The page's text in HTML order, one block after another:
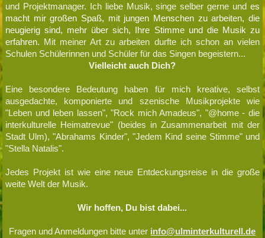
und Projektmanager. Ich liebe Musik, singe selber gerne undes
macht mir großen Spaß, mit jungen Menschen zu arbeiten, die
neugierig sind, mehr über sich, Ihre Stimme und die Musik zu
erfahren. Mit meiner Art zu arbeiten durfte ich schon an vielen
Schulen Schülerinnen und Schüler für das Singen begeistern...
Vielleicht auch Dich?
Eine besondere Bedeutung haben für mich kreative, selbst
ausgedachte, komponierte und szenische Musikprojekte wie
"Leben und leben lassen", "Rock mich Amadeus", "@home - die
interkulturelle Heimatrevue" (beides in Zusammenarbeit mit der
Stadt Ulm), "Abrahams Kinder", "Jedem Kind seine Stimme" und
"Stella Natalis".
Jedes Projekt ist wie eine neue Entdeckungsreise in die große
weite Welt der Musik.
Wir hoffen, Du bist dabei...
Fragen und Anmeldungen bitte unter info@ulminterkulturell.de